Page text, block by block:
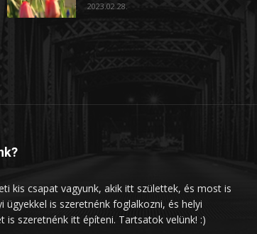
2023.02.28.
kis csapat vagyunk, akik itt születtek, és most is
ügyekkel is szeretnénk foglalkozni, és helyi
is szeretnénk itt építeni. Tartsatok velünk! :)